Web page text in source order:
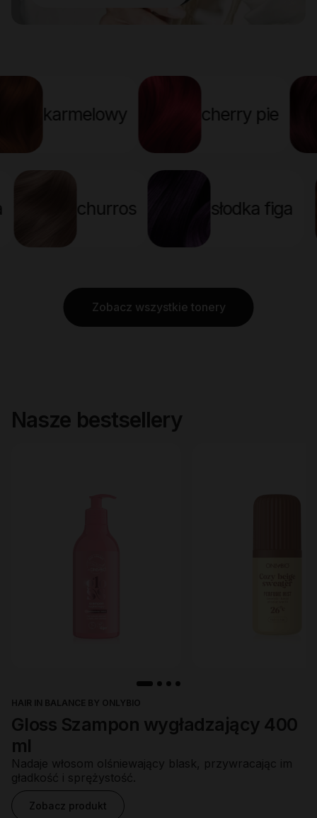
cherry pie
milk tea
Zobacz wszystkie tonery
Nasze bestsellery
HAIR IN BALANCE BY ONLYBIO
Gloss Szampon wygładzający 400
ml
Nadaje włosom olśniewający blask, przywracając im
gładkość i sprężystość.
Zobacz produkt